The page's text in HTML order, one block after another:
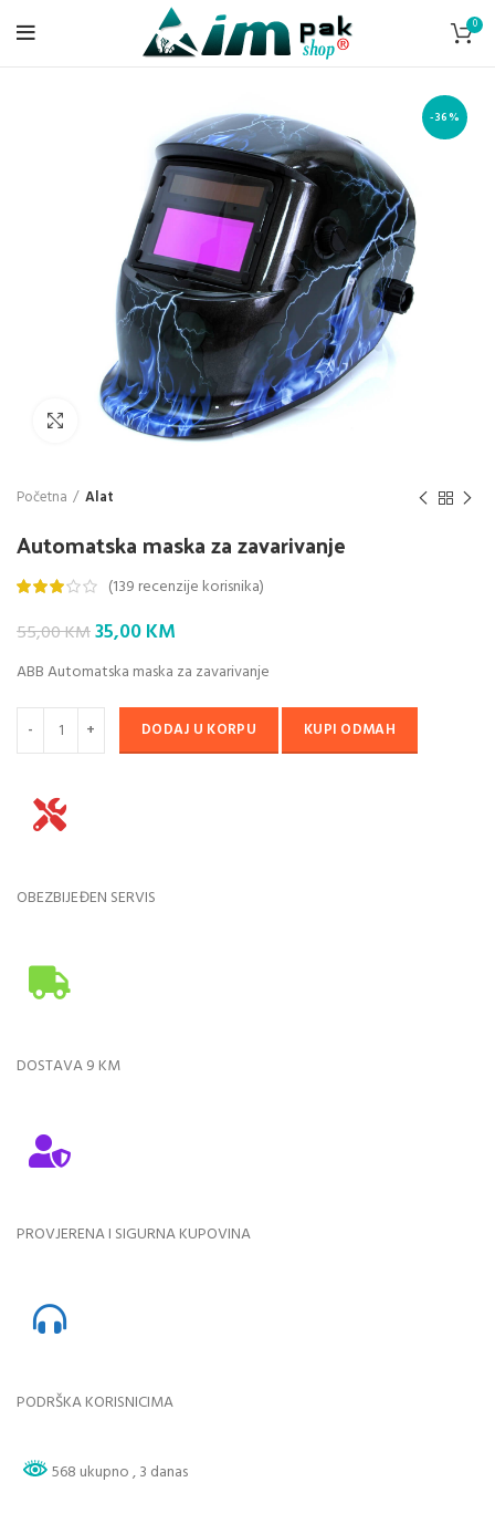
0
-36%
Klik da povećaš
Početna Alat
Automatska maska za zavarivanje
(139 recenzije korisnika)
55,00KMOriginal
was:
55,00 KM.
35,00KM
is:
35,00 KM.
ABB Automatska maska za zavarivanje
DODAJ U KORPU KUPI ODMAH
OBEZBIJEĐEN SERVIS
DOSTAVA 9 KM
PROVJERENA I SIGURNA KUPOVINA
PODRŠKA KORISNICIMA
568 ukupno, 3 danas